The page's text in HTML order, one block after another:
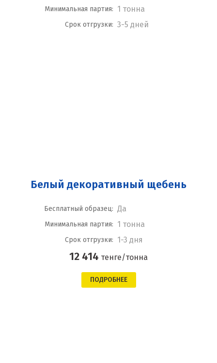
Минимальная партия: 1 тонна
Срок отгрузки: 3-5 дней
Белый декоративный щебень
Бесплатный образец: Да
Минимальная партия: 1 тонна
Срок отгрузки: 1-3 дня
12 414 тенге/тонна
ПОДРОБНЕЕ